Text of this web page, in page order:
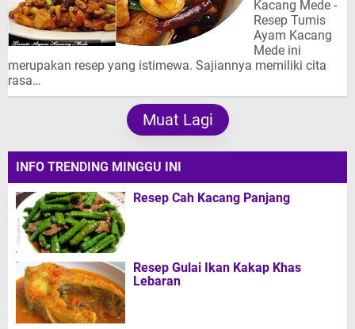
Kacang Mede -
Resep Tumis
Ayam Kacang
Mede ini
merupakan resep yang istimewa. Sajiannya memiliki cita
rasa…
Muat Lagi
INFO TRENDING MINGGU INI
Resep Cah Kacang Panjang
Resep Gulai Ikan Kakap Khas
Lebaran